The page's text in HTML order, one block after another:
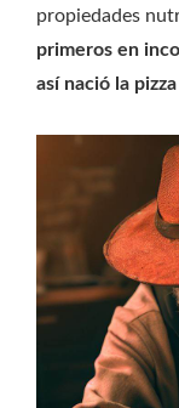
propiedades
primeros en
así nació la